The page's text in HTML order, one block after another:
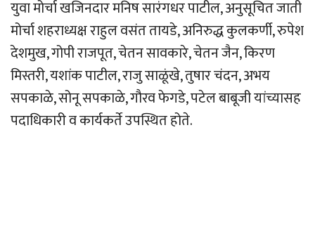
युवा मोर्चा खजिनदार मनिष सारंगधर पाटील, अनुसूचित जाती
मोर्चा शहराध्यक्ष राहुल वसंत तायडे, अनिरुद्ध कुलकर्णी, रुपेश
देशमुख, गोपी राजपूत, चेतन सावकारे, चेतन जैन, किरण
मिस्तरी, यशांक पाटील, राजु साळूंखे, तुषार चंदन, अभय
सपकाळे, सोनू सपकाळे, गौरव फेगडे, पटेल बाबूजी यांच्यासह
पदाधिकारी व कार्यकर्ते उपस्थित होते.